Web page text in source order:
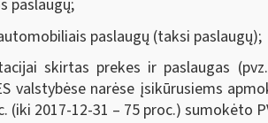
paslaugų;
paslaugų (taksi paslaugų);
skirtas prekes ir paslaugas
valstybėse narėse įsikūrusiems
(iki 2017-12-31 – 75 proc.) sumokėto